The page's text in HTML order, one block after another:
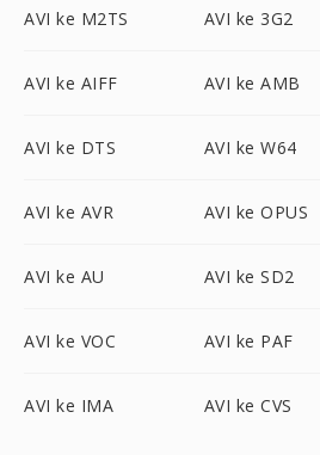
AVI ke M2TS AVI ke 3G2
AVI ke AIFF AVI ke AMB
AVI ke DTS AVI ke W64
AVI ke AVR AVI ke OPUS
AVI ke AU AVI ke SD2
AVI ke VOC AVI ke PAF
AVI ke IMA AVI ke CVS